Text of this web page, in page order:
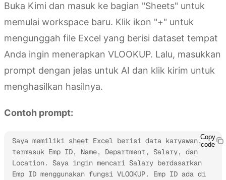
Buka Kimi dan masuk ke bagian "Sheets" untuk
memulai workspace baru. Klik ikon "+" untuk
mengunggah file Excel yang berisi dataset tempat
Anda ingin menerapkan VLOOKUP. Lalu, masukkan
prompt dengan jelas untuk AI dan klik kirim untuk
menghasilkan hasilnya.
Contoh prompt:
Saya memiliki sheet Excel berisi data karyawan,
termasuk Emp ID, Name, Department, Salary, dan
Location. Saya ingin mencari Salary berdasarkan
Emp ID menggunakan fungsi VLOOKUP. Emp ID ada di
Copy
code